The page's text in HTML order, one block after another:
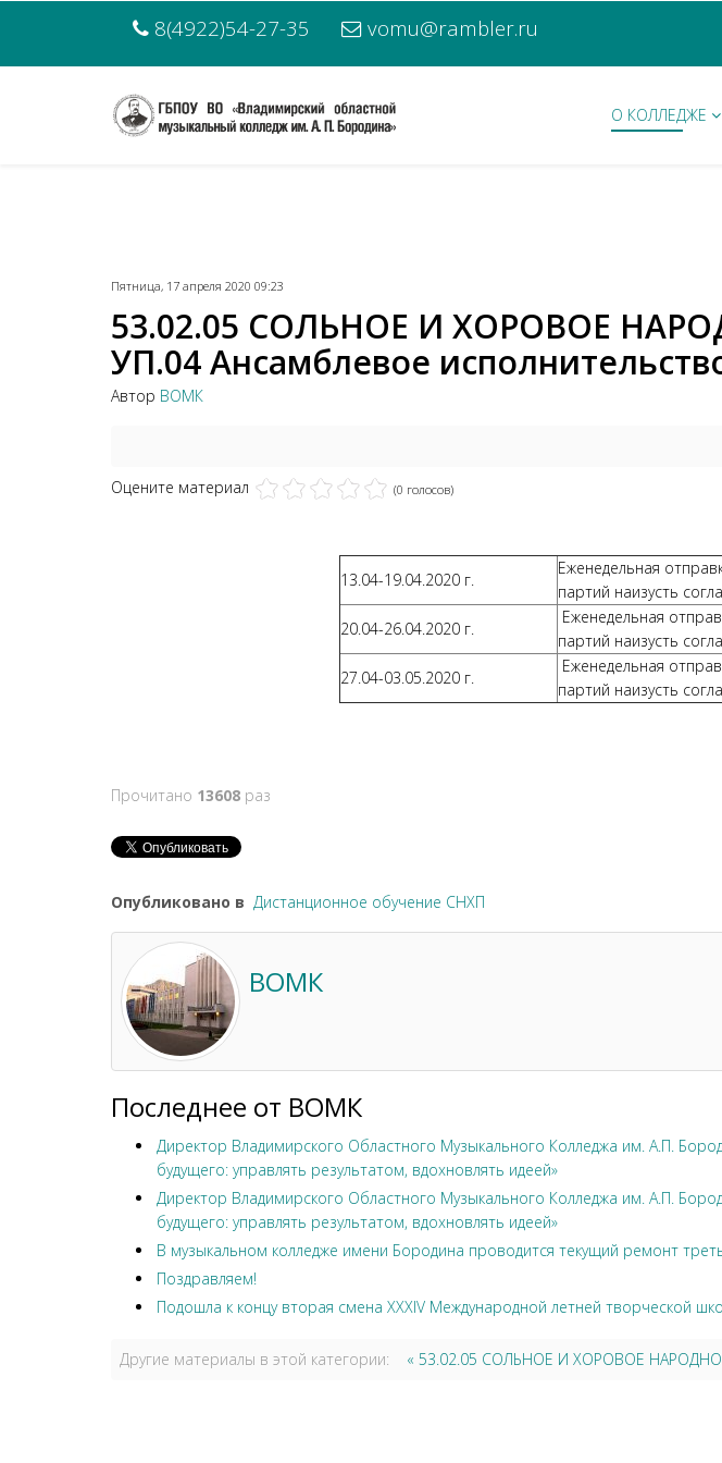
8(4922)54-27-35 vomu@rambler.ru
О КОЛЛЕДЖЕ
Пятница, 17 апреля 2020 09:23
53.02.05 СОЛЬНОЕ И ХОРОВОЕ
УП.04 Ансамблевое
Автор ВОМК
Оцените материал (0 голосов)
13.04-19.04.2020 г.
Еженедельная
партий наизусть
20.04-26.04.2020 г.
Еженедельная
партий наизусть
27.04-03.05.2020 г.
Еженедельная
партий наизусть
Прочитано 13608 раз
Опубликовано в Дистанционное обучение СНХП
ВОМК
Последнее от ВОМК
Директор Владимирского Областного Музыкального Колледжа им. А.П.
будущего: управлять результатом, вдохновлять идеей»
Директор Владимирского Областного Музыкального Колледжа им. А.П.
будущего: управлять результатом, вдохновлять идеей»
В музыкальном колледже имени Бородина проводится текущий ремонт
Поздравляем!
Подошла к концу вторая смена XXXIV Международной летней творческой
Другие материалы в этой категории: « 53.02.05 СОЛЬНОЕ И ХОРОВОЕ